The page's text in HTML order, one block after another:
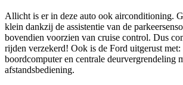
Allicht is er in deze auto ook airconditioning.
klein dankzij de assistentie van de
bovendien voorzien van cruise control. Dus
rijden verzekerd! Ook is de Ford uitgerust met:
boordcomputer en centrale deurvergrendeling
afstandsbediening.